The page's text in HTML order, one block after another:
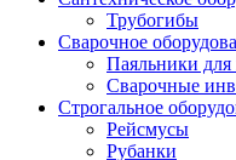
Трубогибы
Сварочное
Паяльники
Сварочные
Строгальное
Рейсмусы
Рубанки